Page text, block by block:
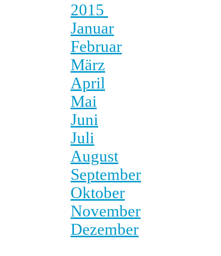
2015
Januar
Februar
März
April
Mai
Juni
Juli
August
September
Oktober
November
Dezember